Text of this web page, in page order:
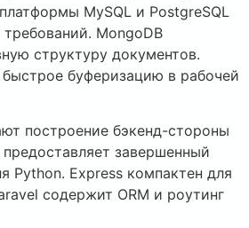
MySQL и PostgreSQL
MongoDB
структуру документов.
быстрое буферизацию в рабочей
построение бэкенд-стороны
завершенный
Python. Express компактен для
содержит ORM и роутинг